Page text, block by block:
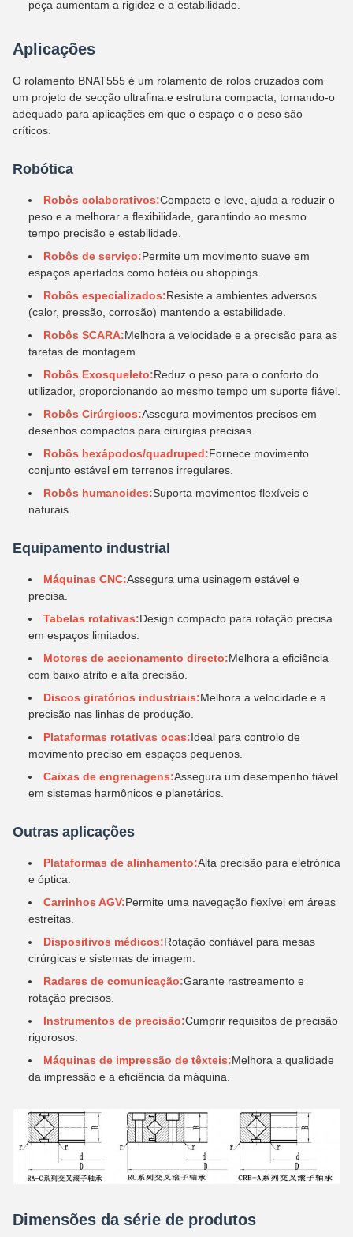
peça aumentam a rigidez e a estabilidade.
Aplicações
O rolamento BNAT555 é um rolamento de rolos cruzados com
um projeto de secção ultrafina.e estrutura compacta, tornando-o
adequado para aplicações em que o espaço e o peso são
críticos.
Robótica
Robôs colaborativos:Compacto e leve, ajuda a reduzir o
peso e a melhorar a flexibilidade, garantindo ao mesmo
tempo precisão e estabilidade.
Robôs de serviço:Permite um movimento suave em
espaços apertados como hotéis ou shoppings.
Robôs especializados:Resiste a ambientes adversos
(calor, pressão, corrosão) mantendo a estabilidade.
Robôs SCARA:Melhora a velocidade e a precisão para as
tarefas de montagem.
Robôs Exosqueleto:Reduz o peso para o conforto do
utilizador, proporcionando ao mesmo tempo um suporte fiável.
Robôs Cirúrgicos:Assegura movimentos precisos em
desenhos compactos para cirurgias precisas.
Robôs hexápodos/quadruped:Fornece movimento
conjunto estável em terrenos irregulares.
Robôs humanoides:Suporta movimentos flexíveis e
naturais.
Equipamento industrial
Máquinas CNC:Assegura uma usinagem estável e
precisa.
Tabelas rotativas:Design compacto para rotação precisa
em espaços limitados.
Motores de accionamento directo:Melhora a eficiência
com baixo atrito e alta precisão.
Discos giratórios industriais:Melhora a velocidade e a
precisão nas linhas de produção.
Plataformas rotativas ocas:Ideal para controlo de
movimento preciso em espaços pequenos.
Caixas de engrenagens:Assegura um desempenho fiável
em sistemas harmônicos e planetários.
Outras aplicações
Plataformas de alinhamento:Alta precisão para eletrónica
e óptica.
Carrinhos AGV:Permite uma navegação flexível em áreas
estreitas.
Dispositivos médicos:Rotação confiável para mesas
cirúrgicas e sistemas de imagem.
Radares de comunicação:Garante rastreamento e
rotação precisos.
Instrumentos de precisão:Cumprir requisitos de precisão
rigorosos.
Máquinas de impressão de têxteis:Melhora a qualidade
da impressão e a eficiência da máquina.
Dimensões da série de produtos